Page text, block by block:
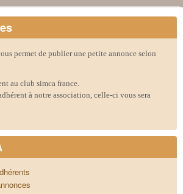
permet de publier une petite annonce selon
au club simca france.
à notre association, celle-ci vous sera